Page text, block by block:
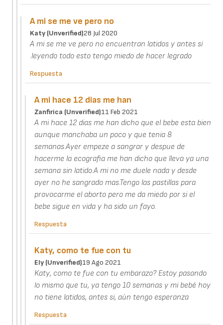
A mi se me ve pero no
Katy (unverified)28 Jul 2020
A mi se me ve pero no encuentran latidos y antes si
.leyendo todo esto tengo miedo de hacer legrado
Respuesta
A mi hace 12 dias me han
Zanfirica (unverified)11 Feb 2021
A mi hace 12 dias me han dicho que el bebe esta bien
aunque manchaba un poco y que tenia 8
semanas.Ayer empeze a sangrar y despue de
hacerme la ecografia me han dicho que lleva ya una
semana sin latido.A mi no me duele nada y desde
ayer no he sangrado mas.Tengo las pastillas para
provocarme el aborto pero me da miedo por si el
bebe sigue en vida y ha sido un fayo.
Respuesta
Katy, como te fue con tu
Ely (unverified)19 Ago 2021
Katy, como te fue con tu embarazo? Estoy pasando
lo mismo que tu, ya tengo 10 semanas y mi bebé hoy
no tiene latidos, antes si, aún tengo esperanza
Respuesta